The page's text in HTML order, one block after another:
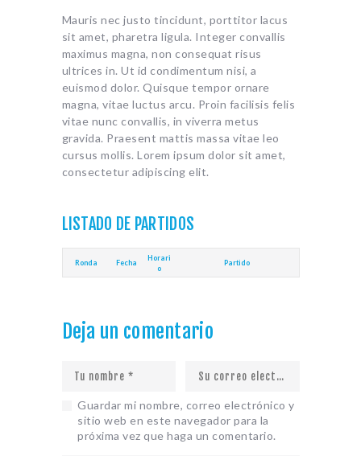
Mauris nec justo tincidunt, porttitor lacus
sit amet, pharetra ligula. Integer convallis
maximus magna, non consequat risus
ultrices in. Ut id condimentum nisi, a
euismod dolor. Quisque tempor ornare
magna, vitae luctus arcu. Proin facilisis felis
vitae nunc convallis, in viverra metus
gravida. Praesent mattis massa vitae leo
cursus mollis. Lorem ipsum dolor sit amet,
consectetur adipiscing elit.
LISTADO DE PARTIDOS
Ronda Fecha
Horari
o
Partido
Deja un comentario
Guardar mi nombre, correo electrónico y
sitio web en este navegador para la
próxima vez que haga un comentario.